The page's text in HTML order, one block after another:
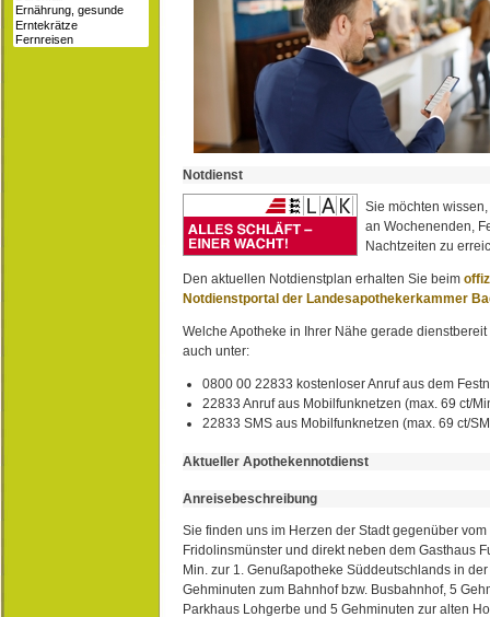
Notdienst
Sie möchten
an Wochenenden,
Nachtzeiten zu
Den aktuellen Notdienstplan erhalten Sie beim
Notdienstportal der Landesapothekerkammer
Welche Apotheke in Ihrer Nähe gerade
auch unter:
0800 00 22833 kostenloser Anruf aus dem
22833 Anruf aus Mobilfunknetzen (max. 69 ct/
22833 SMS aus Mobilfunknetzen (max. 69 ct/
Aktueller Apothekennotdienst
Anreisebeschreibung
Sie finden uns im Herzen der Stadt gegenüber
Fridolinsmünster und direkt neben dem Gasthaus
Min. zur 1. Genußapotheke Süddeutschlands in
Gehminuten zum Bahnhof bzw. Busbahnhof, 5
Parkhaus Lohgerbe und 5 Gehminuten zur alten